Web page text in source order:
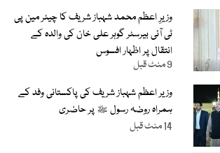
وزیرِ اعظم محمد شہباز شریف کا چیئر مین پی
ٹی آئی بیرسٹر گوہر علی خان کی والدہ کے
انتقال پر اظہار افسوس
9 منٹ قبل
وزیر اعظم شہباز شریف کی پاکستانی وفد کے
ہمراہ روضہ رسول ﷺ پر حاضری
14 منٹ قبل